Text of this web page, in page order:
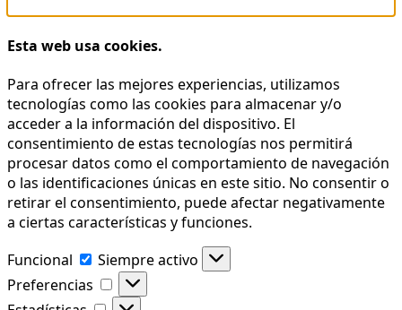
Esta web usa cookies.
Para ofrecer las mejores experiencias, utilizamos
tecnologías como las cookies para almacenar y/o
acceder a la información del dispositivo. El
consentimiento de estas tecnologías nos permitirá
procesar datos como el comportamiento de navegación
o las identificaciones únicas en este sitio. No consentir o
retirar el consentimiento, puede afectar negativamente
a ciertas características y funciones.
Funcional
Funcional
Siempre activo
Preferencias
Preferencias
Estadísticas